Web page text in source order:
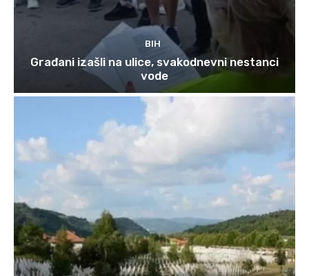
BIH
Građani izašli na ulice, svakodnevni nestanci
vode